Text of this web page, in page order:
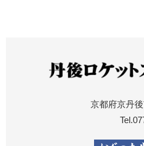
京都府京丹